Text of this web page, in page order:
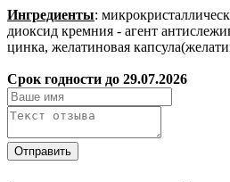
Ингредиенты:
диоксид кремния - агент
цинка, желатиновая
Срок годности до 29.07.2026
Отправить